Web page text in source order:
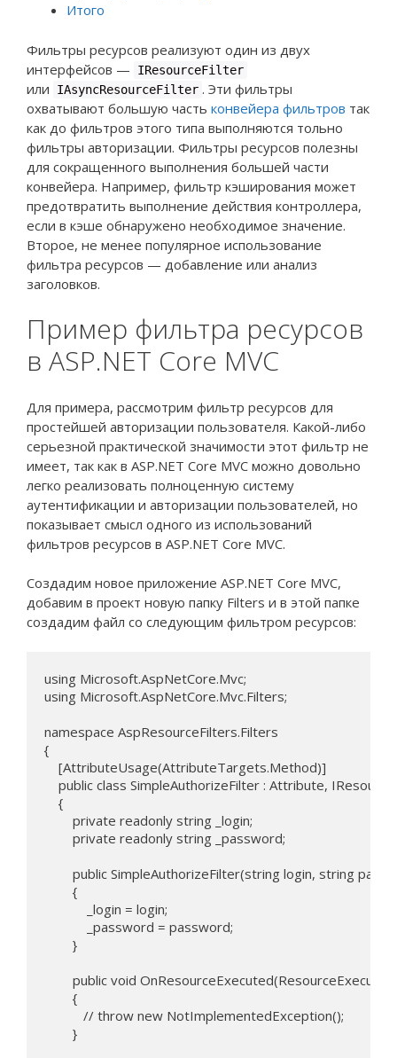
Итого
Фильтры ресурсов реализуют один из двух
интерфейсов —
IResourceFilter
или IAsyncResourceFilter . Эти фильтры
охватывают большую часть конвейера фильтров так
как до фильтров этого типа выполняются тольно
фильтры авторизации. Фильтры ресурсов полезны
для сокращенного выполнения большей части
конвейера. Например, фильтр кэширования может
предотвратить выполнение действия контроллера,
если в кэше обнаружено необходимое значение.
Второе, не менее популярное использование
фильтра ресурсов — добавление или анализ
заголовков.
Пример фильтра ресурсов
в ASP.NET Core MVC
Для примера, рассмотрим фильтр ресурсов для
простейшей авторизации пользователя. Какой-либо
серьезной практической значимости этот фильтр не
имеет, так как в ASP.NET Core MVC можно довольно
легко реализовать полноценную систему
аутентификации и авторизации пользователей, но
показывает смысл одного из использований
фильтров ресурсов в ASP.NET Core MVC.
Создадим новое приложение ASP.NET Core MVC,
добавим в проект новую папку Filters и в этой папке
создадим файл со следующим фильтром ресурсов:
using Microsoft.AspNetCore.Mvc;
using Microsoft.AspNetCore.Mvc.Filters;
namespace AspResourceFilters.Filters
{
    [AttributeUsage(AttributeTargets.Method)]
public class SimpleAuthorizeFilter : Attribute,
    {
        private readonly string _login;
        private readonly string _password;
public SimpleAuthorizeFilter(string login, string
        {
            _login = login;
            _password = password;
        }
public void
        {
           // throw new NotImplementedException();
        }